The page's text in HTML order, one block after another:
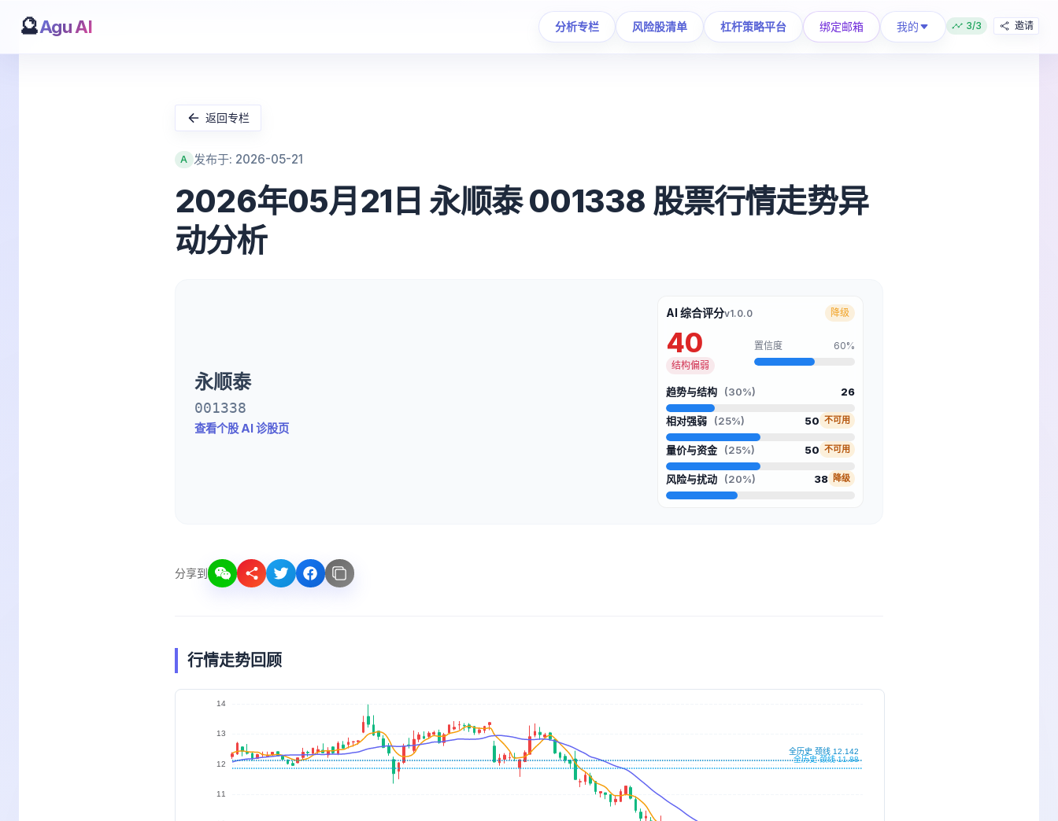
🔮Agu AI 分析专栏 风险股清单 杠杆策略平台 绑定邮箱 我的 3/3 邀请
返回专栏
A 发布于: 2026-05-21
2026年05月21日 永顺泰 001338 股票行情走势异
动分析
永顺泰
001338
查看个股 AI 诊股页
AI 综合评分v1.0.0 降级
40
结构偏弱
置信度 60%
趋势与结构 (30%) 26
相对强弱 (25%) 50 不可用
量价与资金 (25%) 50 不可用
风险与扰动 (20%) 38 降级
分享到
行情走势回顾